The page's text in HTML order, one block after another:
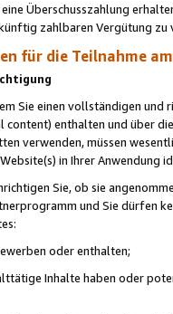
Überschusszahlung
zahlbaren Vergütung zu
für die Teilnahme
Sie einen vollständigen
enthalten und über
verwenden, müssen
in Ihrer Anwendung
Sie, ob sie
und Sie dürfen
oder enthalten;
Inhalte haben oder